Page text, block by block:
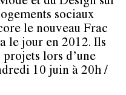
sociaux
le nouveau Frac
le jour en 2012. Ils
lors d’une
10 juin à 20h /